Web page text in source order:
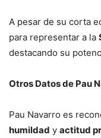
A pesar de su corta
para representar a la
destacando su
Otros Datos de Pau
Pau Navarro es
humildad y actitud